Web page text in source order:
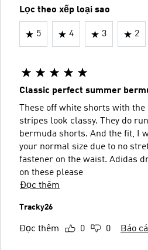
Lọc theo xếp loại sao
5 4 3 2
Classic perfect summer
These off white shorts with
stripes look classy. They do
bermuda shorts. And the fit, I
your normal size due to no
fastener on the waist. Adidas
on these please
Đọc thêm
Tracky26
Đọc thêm 0 0 Báo